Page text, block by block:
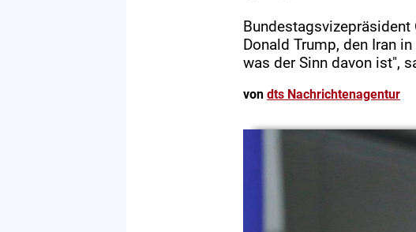
Bundestagsvizepräsident
Donald Trump, den Iran
was der Sinn davon ist",
von dts Nachrichtenagentur